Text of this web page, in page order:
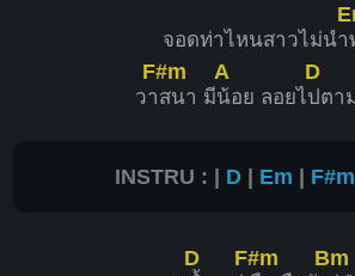
จอดท่าไหนสาวไม่นำ
วา
F#m
สนา มี
A
น้อย ลอยไ
D
ปตา
INSTRU : | D| Em | F#m
D F#m Bm